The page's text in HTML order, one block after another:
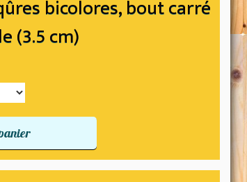
bicolores, bout carré
(3.5 cm)